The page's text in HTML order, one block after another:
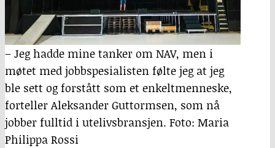
– Jeg hadde mine tanker om NAV, men i
møtet med jobbspesialisten følte jeg at jeg
ble sett og forstått som et enkeltmenneske,
forteller Aleksander Guttormsen, som nå
jobber fulltid i utelivsbransjen. Foto: Maria
Philippa Rossi